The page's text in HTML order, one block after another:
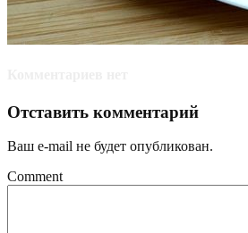
Отставить комментарий
Ваш e-mail не будет опубликован.
Comment